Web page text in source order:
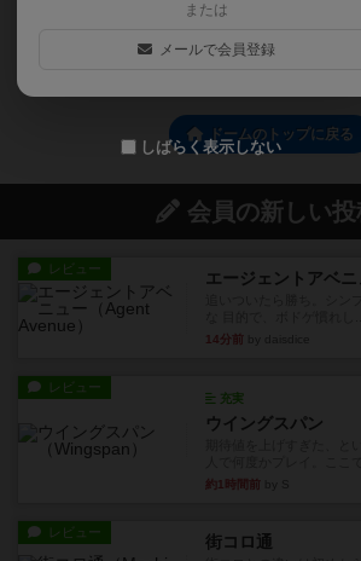
ドームのトップに戻る
会員の新しい投
レビュー エージェントアベニ
14分前
レビュー
充実
ウイングスパン
約1時間前
レビュー 街コロ通
または
メールで会員登録
しばらく表示しない